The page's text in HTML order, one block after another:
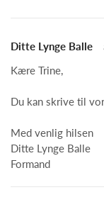
Ditte Lynge Balle
Kære Trine,
Du kan skrive til
Med venlig hilsen
Ditte Lynge Balle
Formand